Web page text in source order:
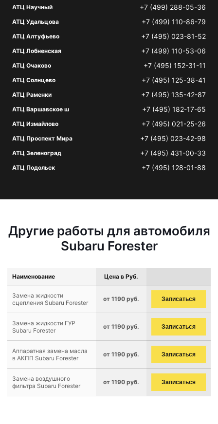
АТЦ Научный +7 (499) 288-05-36
АТЦ Удальцова +7 (499) 110-86-79
АТЦ Алтуфьево +7 (495) 023-81-52
АТЦ Лобненская +7 (499) 110-53-06
АТЦ Очаково +7 (495) 152-31-11
АТЦ Солнцево +7 (495) 125-38-41
АТЦ Раменки +7 (495) 135-42-87
АТЦ Варшавское ш +7 (495) 182-17-65
АТЦ Измайлово +7 (495) 021-25-26
АТЦ Проспект Мира +7 (495) 023-42-98
АТЦ Зеленоград +7 (495) 431-00-33
АТЦ Подольск +7 (495) 128-01-88
Другие работы для автомобиля
Subaru Forester
Наименование Цена в Руб.
Замена жидкости
сцепления Subaru Forester
от 1190 руб. Записаться
Замена жидкости ГУР
Subaru Forester
от 1190 руб. Записаться
Аппаратная замена масла
в АКПП Subaru Forester
от 1190 руб. Записаться
Замена воздушного
фильтра Subaru Forester
от 1190 руб. Записаться